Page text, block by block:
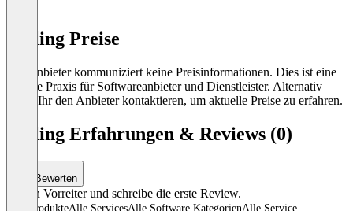
Inkling Preise
Der Anbieter kommuniziert keine Preisinformationen. Dies ist eine
übliche Praxis für Softwareanbieter und Dienstleister. Alternativ
könnt Ihr den Anbieter kontaktieren, um aktuelle Preise zu erfahren.
Inkling Erfahrungen & Reviews (0)
Bewerten
Sei ein Vorreiter und schreibe die erste Review.
Alle ProdukteAlle ServicesAlle Software KategorienAlle Service